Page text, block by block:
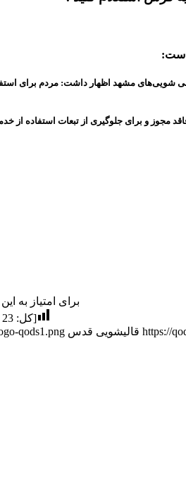
است:
مشهد اظهار داشت: مردم برای
مجوز و برای جلوگیری از تبعات استفاده
برای امتیاز به
[کل:23
https:// قالیشویی قدس qods1.png